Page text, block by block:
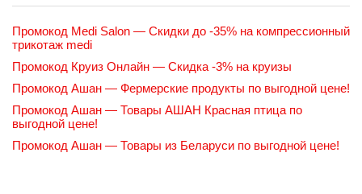
Промокод Medi Salon — Скидки до -35% на компрессионный
трикотаж medi
Промокод Круиз Онлайн — Скидка -3% на круизы
Промокод Ашан — Фермерские продукты по выгодной цене!
Промокод Ашан — Товары АШАН Красная птица по
выгодной цене!
Промокод Ашан — Товары из Беларуси по выгодной цене!